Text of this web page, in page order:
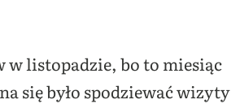
w listopadzie, bo to miesiąc
się było spodziewać wizyty